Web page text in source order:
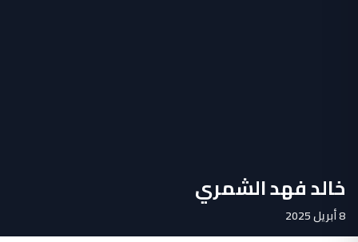
خالد فهد الشمري
8 أبريل 2025